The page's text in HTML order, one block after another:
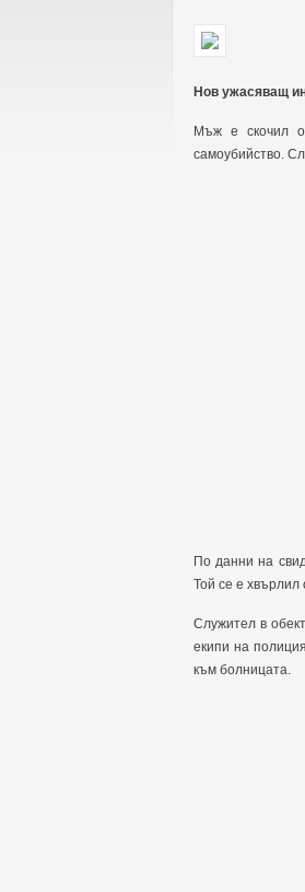
Нов ужасяващ
Мъж е скочил
самоубийство.
По данни на
Той се е хвърлил
Служител в
екипи на
към болницата.